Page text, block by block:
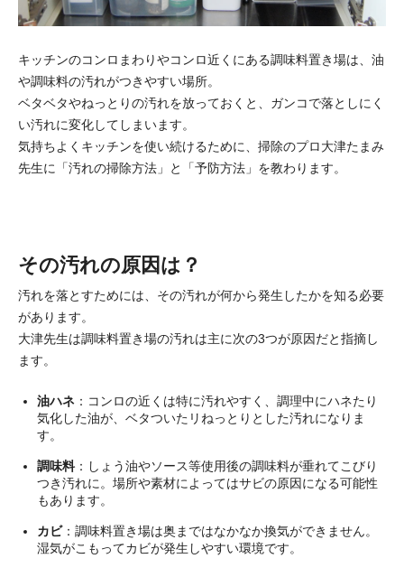
キッチンのコンロまわりやコンロ近くにある調味料置き場は、油
や調味料の汚れがつきやすい場所。
ベタベタやねっとりの汚れを放っておくと、ガンコで落としにく
い汚れに変化してしまいます。
気持ちよくキッチンを使い続けるために、掃除のプロ大津たまみ
先生に「汚れの掃除方法」と「予防方法」を教わります。
その汚れの原因は？
汚れを落とすためには、その汚れが何から発生したかを知る必要
があります。
大津先生は調味料置き場の汚れは主に次の3つが原因だと指摘し
ます。
油ハネ ：コンロの近くは特に汚れやすく、調理中にハネたり
気化した油が、ベタついたリねっとりとした汚れになりま
す。
調味料：しょう油やソース等使用後の調味料が垂れてこびり
つき汚れに。場所や素材によってはサビの原因になる可能性
もあります。
カビ：調味料置き場は奥まではなかなか換気ができません。
湿気がこもってカビが発生しやすい環境です。